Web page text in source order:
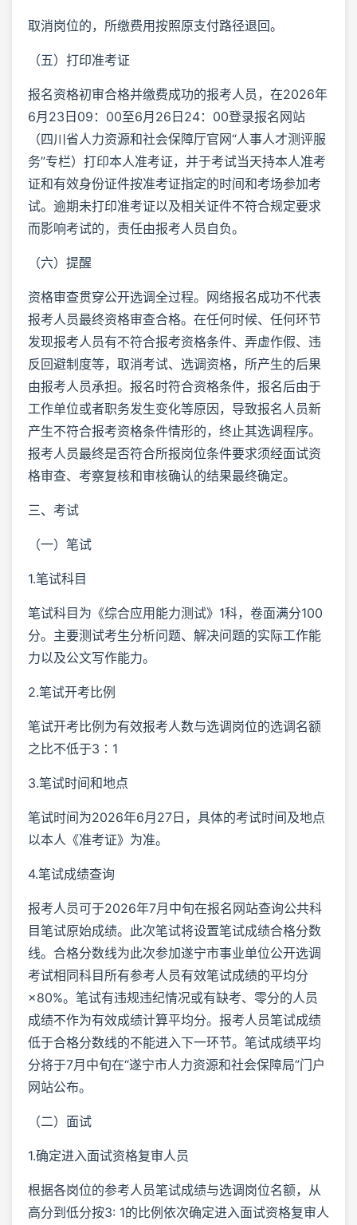
取消岗位的，所缴费用按照原支付路径退回。
（五）打印准考证
报名资格初审合格并缴费成功的报考人员，在2026年
6月23日09：00至6月26日24：00登录报名网站
（四川省人力资源和社会保障厅官网“人事人才测评服
务”专栏）打印本人准考证，并于考试当天持本人准考
证和有效身份证件按准考证指定的时间和考场参加考
试。逾期未打印准考证以及相关证件不符合规定要求
而影响考试的，责任由报考人员自负。
（六）提醒
资格审查贯穿公开选调全过程。网络报名成功不代表
报考人员最终资格审查合格。在任何时候、任何环节
发现报考人员有不符合报考资格条件、弄虚作假、违
反回避制度等，取消考试、选调资格，所产生的后果
由报考人员承担。报名时符合资格条件，报名后由于
工作单位或者职务发生变化等原因，导致报名人员新
产生不符合报考资格条件情形的，终止其选调程序。
报考人员最终是否符合所报岗位条件要求须经面试资
格审查、考察复核和审核确认的结果最终确定。
三、考试
（一）笔试
1.笔试科目
笔试科目为《综合应用能力测试》1科，卷面满分100
分。主要测试考生分析问题、解决问题的实际工作能
力以及公文写作能力。
2.笔试开考比例
笔试开考比例为有效报考人数与选调岗位的选调名额
之比不低于3∶1
3.笔试时间和地点
笔试时间为2026年6月27日，具体的考试时间及地点
以本人《准考证》为准。
4.笔试成绩查询
报考人员可于2026年7月中旬在报名网站查询公共科
目笔试原始成绩。此次笔试将设置笔试成绩合格分数
线。合格分数线为此次参加遂宁市事业单位公开选调
考试相同科目所有参考人员有效笔试成绩的平均分
×80%。笔试有违规违纪情况或有缺考、零分的人员
成绩不作为有效成绩计算平均分。报考人员笔试成绩
低于合格分数线的不能进入下一环节。笔试成绩平均
分将于7月中旬在“遂宁市人力资源和社会保障局”门户
网站公布。
（二）面试
1.确定进入面试资格复审人员
根据各岗位的参考人员笔试成绩与选调岗位名额，从
高分到低分按3: 1的比例依次确定进入面试资格复审人